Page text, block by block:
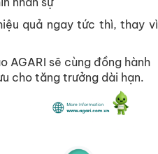
quả ngay tức thì, thay vì
AGARI sẽ cùng đồng hành
cho tăng trưởng dài hạn.